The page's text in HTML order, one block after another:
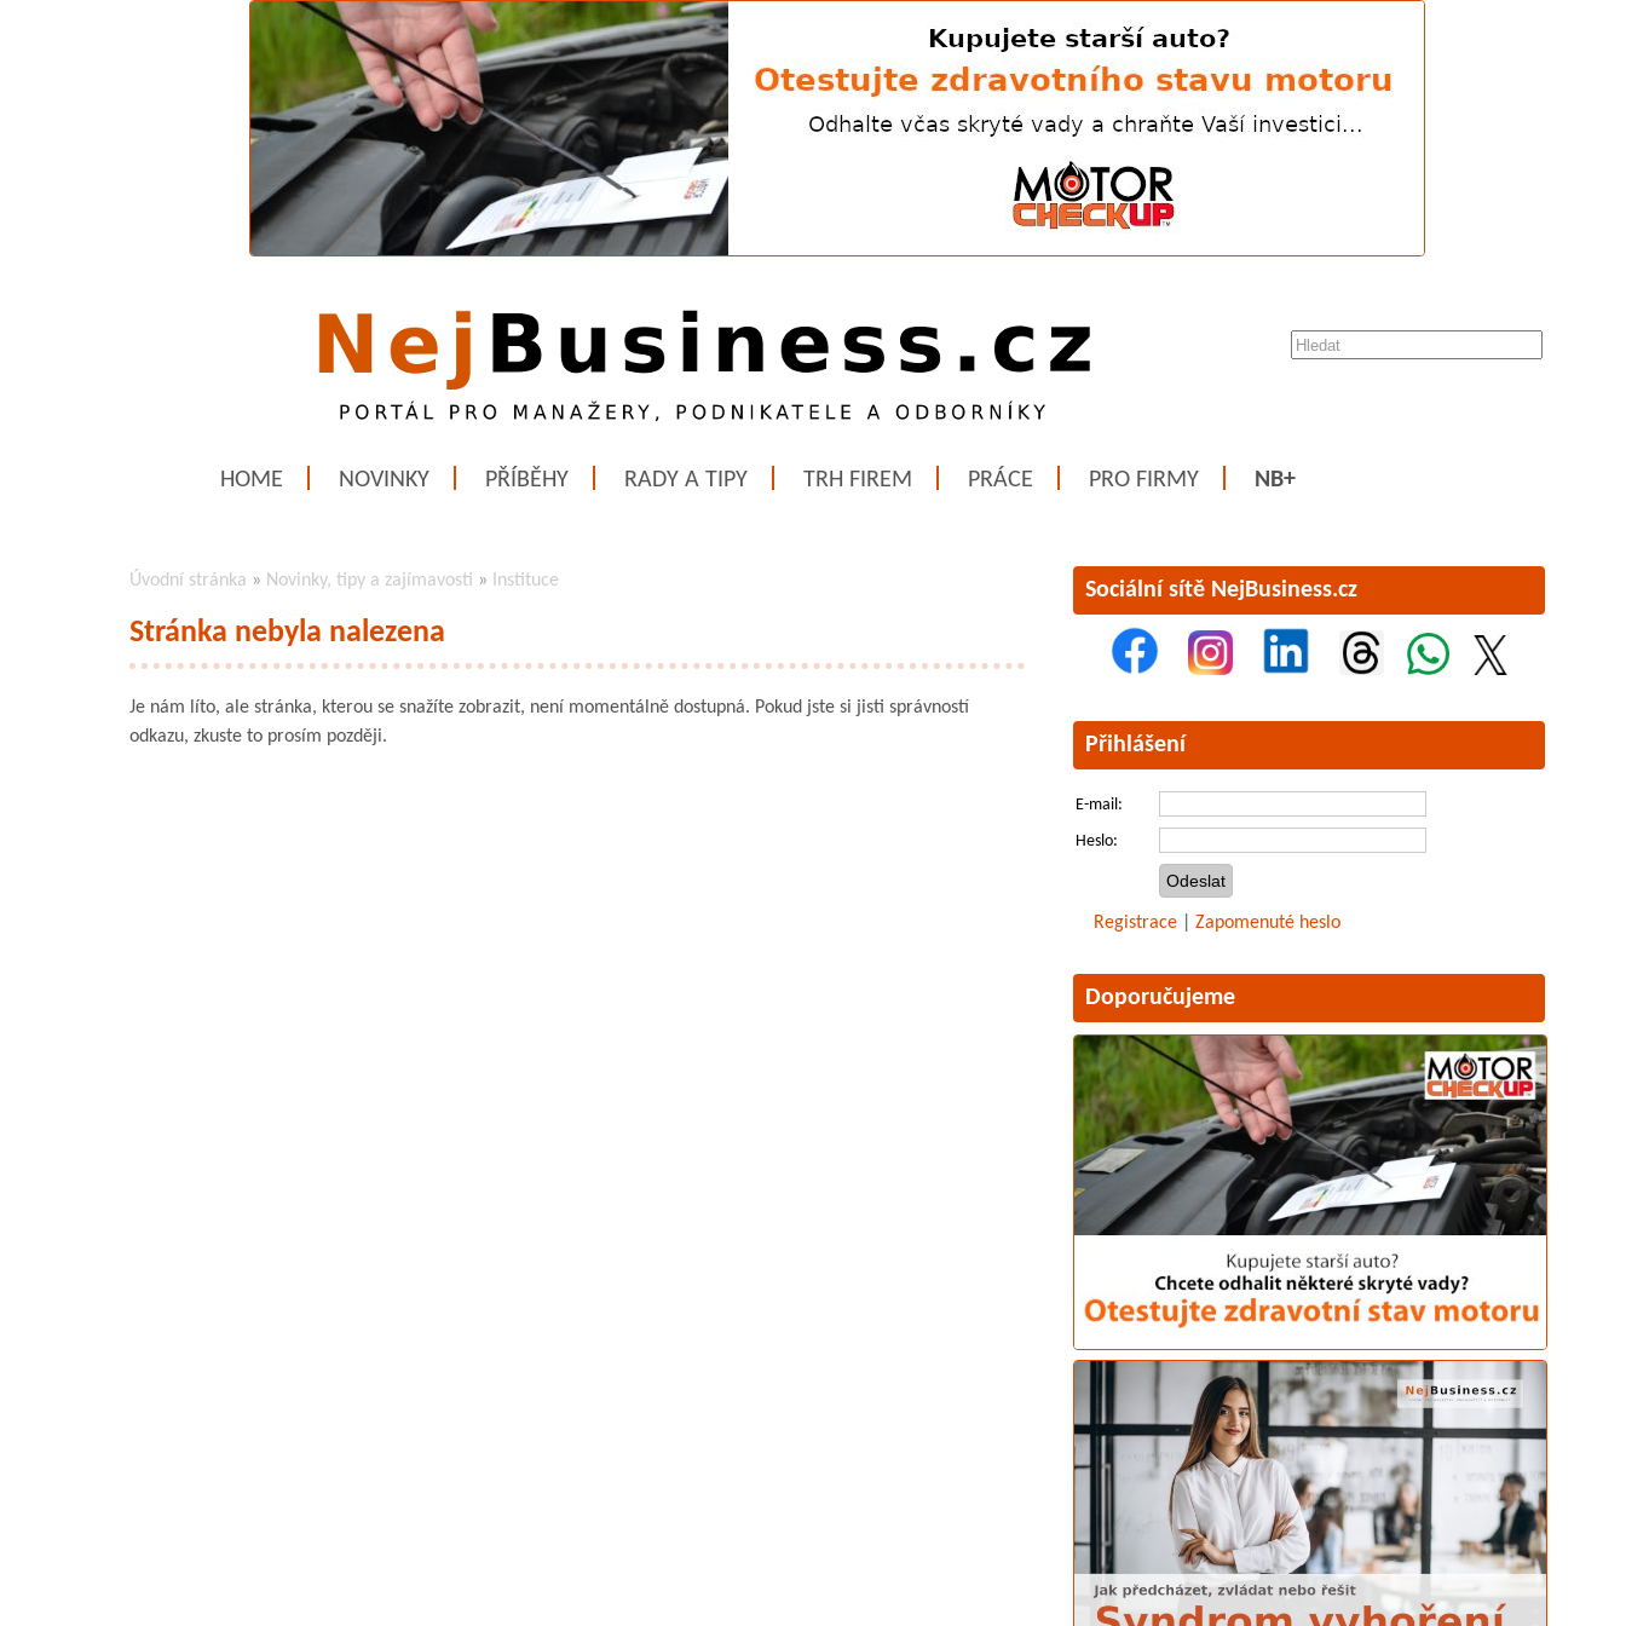
HOME NOVINKY PŘÍBĚHY RADY A TIPY TRH FIREM PRÁCE PRO FIRMY NB+
Úvodní stránka » Novinky, tipy a zajímavosti » Instituce
Stránka nebyla nalezena
Je nám líto, ale stránka, kterou se snažíte zobrazit, není momentálně dostupná. Pokud jste si jisti správností
odkazu, zkuste to prosím později.
Sociální sítě NejBusiness.cz
Přihlášení
E-mail:
Heslo:
Registrace Zapomenuté heslo
Doporučujeme